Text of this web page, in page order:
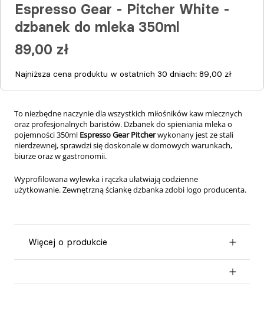
To niezbędne naczynie dla wszystkich miłośników kaw mlecznych
oraz profesjonalnych baristów. Dzbanek do spieniania mleka o
pojemności 350ml Espresso Gear Pitcherwykonany jest ze stali
nierdzewnej, sprawdzi się doskonale w domowych warunkach,
biurze oraz w gastronomii.
Wyprofilowana wylewka i rączka ułatwiają codzienne
użytkowanie.Zewnętrzną ściankę dzbanka zdobi logo producenta.
więcej o produkcie
Espresso Gear - Pitcher White -
dzbanek do mleka 350ml
89,00 zł
Najniższa cena produktu w ostatnich 30 dniach: 89,00 zł